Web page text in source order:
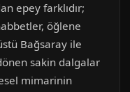
epey farklıdır;
öğlene
Bağsaray ile
sakin dalgalar
mimarinin